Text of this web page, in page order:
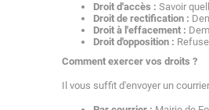
Droit d'accès : Savoir
Droit de rectification :
Droit à l'effacement :
Droit d'opposition :
Comment exercer vos droits ?
Il vous suffit d'envoyer un